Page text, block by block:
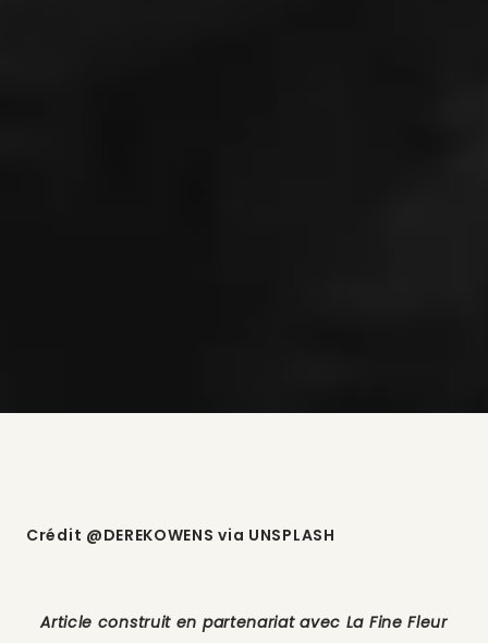
Crédit @DEREKOWENS via UNSPLASH
Article construit en partenariat avec La Fine Fleur